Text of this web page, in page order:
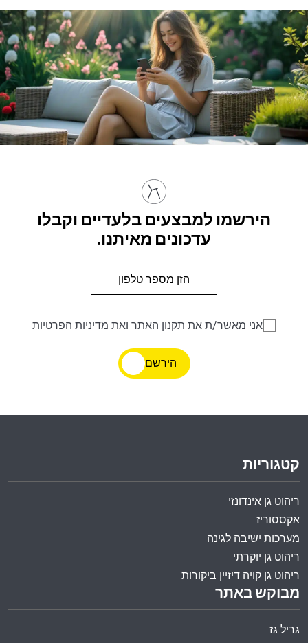
הירשמו למבצעים בלעדיים וקבלו
עדכונים מאיתנו.
אני מאשר/ת את תקנון האתר ואת מדיניות הפרטיות
הירשם
מבוקש באתר
גריל גז
קטגוריות
ריהוט גן אינדונזי
אקססוריז
מערכות ישיבה לגינה
ריהוט גן יוקרתי
ריהוט גן קויה דיזיין ביקורות